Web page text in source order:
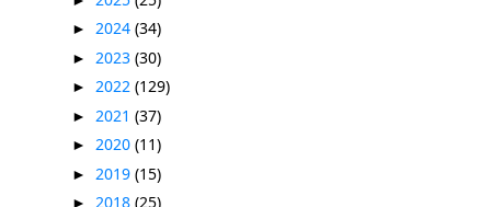
► 2024 (34)
► 2023 (30)
► 2022 (129)
► 2021 (37)
► 2020 (11)
► 2019 (15)
► 2018 (25)